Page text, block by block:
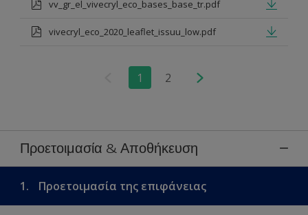
vv_gr_el_vivecryl_eco_bases_base_tr.pdf
vivecryl_eco_2020_leaflet_issuu_low.pdf
1 2
Προετοιμασία & Αποθήκευση
1. Προετοιμασία της επιφάνειας